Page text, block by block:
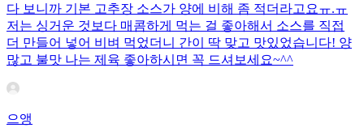
다 보니까 기본 고추장 소스가 양에 비해 좀 적더라고요ㅠ.ㅠ
저는 싱거운 것보다 매콤하게 먹는 걸 좋아해서 소스를 직접
더 만들어 넣어 비벼 먹었더니 간이 딱 맞고 맛있었습니다! 양
많고 불맛 나는 제육 좋아하시면 꼭 드셔보세요~^^
으앵